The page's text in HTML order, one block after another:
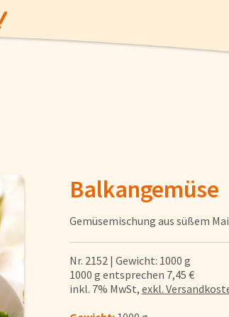
Angebote
Gemüse
Gewürze und Küchenhelfer
Balkangemüse
Gemüsemischung aus süßem
Nr. 2152 | Gewicht: 1000 g
1000 g entsprechen 7,45 €
inkl. 7% MwSt, exkl.